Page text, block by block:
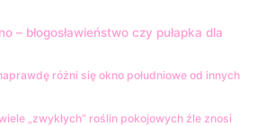
– błogosławieństwo czy pułapka dla
różni się okno południowe od innych
„zwykłych” roślin pokojowych źle znosi